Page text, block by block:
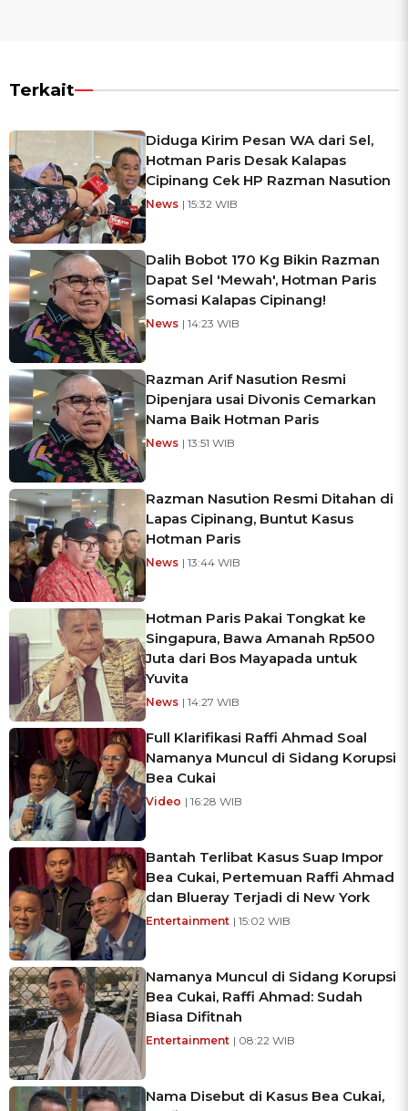
Terkait
Diduga Kirim Pesan WA dari Sel,
Hotman Paris Desak Kalapas
Cipinang Cek HP Razman Nasution
News | 15:32 WIB
Dalih Bobot 170 Kg Bikin Razman
Dapat Sel 'Mewah', Hotman Paris
Somasi Kalapas Cipinang!
News | 14:23 WIB
Razman Arif Nasution Resmi
Dipenjara usai Divonis Cemarkan
Nama Baik Hotman Paris
News | 13:51 WIB
Razman Nasution Resmi Ditahan di
Lapas Cipinang, Buntut Kasus
Hotman Paris
News | 13:44 WIB
Hotman Paris Pakai Tongkat ke
Singapura, Bawa Amanah Rp500
Juta dari Bos Mayapada untuk
Yuvita
News | 14:27 WIB
Full Klarifikasi Raffi Ahmad Soal
Namanya Muncul di Sidang Korupsi
Bea Cukai
Video | 16:28 WIB
Bantah Terlibat Kasus Suap Impor
Bea Cukai, Pertemuan Raffi Ahmad
dan Blueray Terjadi di New York
Entertainment | 15:02 WIB
Namanya Muncul di Sidang Korupsi
Bea Cukai, Raffi Ahmad: Sudah
Biasa Difitnah
Entertainment | 08:22 WIB
Nama Disebut di Kasus Bea Cukai,